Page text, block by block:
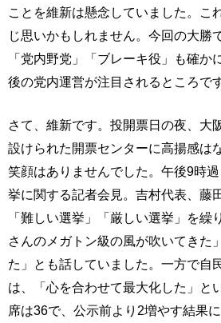
ことを維新は懸念していました。こ
じ思いかもしれません。今回の大勝
「党内野党」「ブレーキ役」も確か
後の党内運営が注目されるところです
さて、維新です。投開票日の夜、大
設けられた開票センターに高揚感は
笑顔はありませんでした。午後9時
挙に関する記者会見。吉村代表、藤
「難しい選挙」「厳しい選挙」を繰
さんのメガトン級の風が吹いてきた
た」とも話していました。一方で自
は、「心を合わせて最大化した」と
席は36で、公示前より2増やす結果